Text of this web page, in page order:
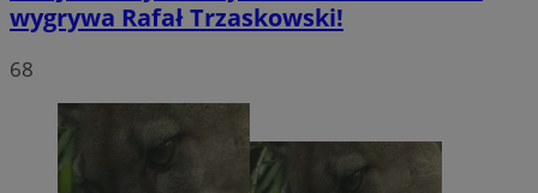
wygrywa Rafał Trzaskowski!
68